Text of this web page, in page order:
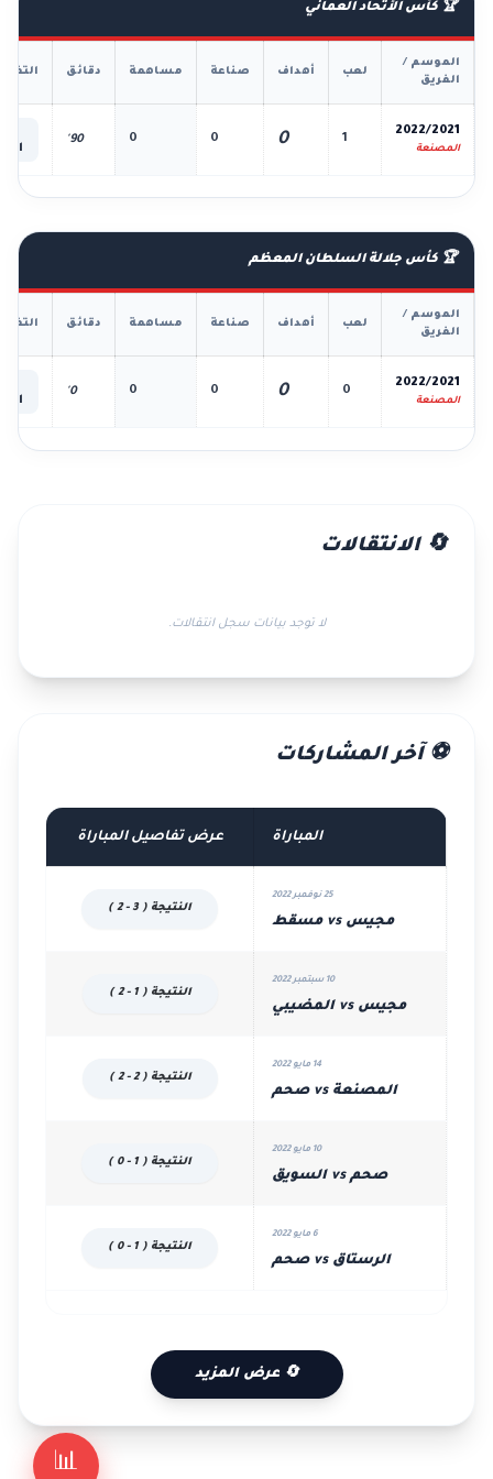
📊
🏆 كأس الأتحاد العماني
الموسم /
الفريق
لعب أهداف صناعة مساهمة دقائق
2022/2021
المصنعة
1
0
0
0
90'
🏆 كأس جلالة السلطان المعظم
الموسم /
الفريق
لعب أهداف صناعة مساهمة دقائق
2022/2021
المصنعة
0
0
0
0
0'
🔄 الانتقالات
لا توجد بيانات سجل انتقالات.
⚽ آخر المشاركات
المباراة عرض تفاصيل المباراة
25 نوفمبر 2022
مجيس vs مسقط
النتيجة ( 3 - 2 )
10 سبتمبر 2022
مجيس vs المضيبي
النتيجة ( 1 - 2 )
14 مايو 2022
المصنعة vs صحم
النتيجة ( 2 - 2 )
10 مايو 2022
صحم vs السويق
النتيجة ( 1 - 0 )
6 مايو 2022
الرستاق vs صحم
النتيجة ( 1 - 0 )
🔄 عرض المزيد